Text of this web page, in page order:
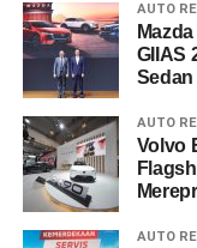
AUTO
GIIAS
AUTO
Volvo
AUTO